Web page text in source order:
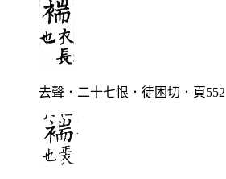
去聲．二十七恨．徒困切．頁552